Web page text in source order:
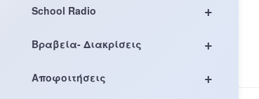
+
School Radio
+
Βραβεία- Διακρίσεις
+
Αποφοιτήσεις